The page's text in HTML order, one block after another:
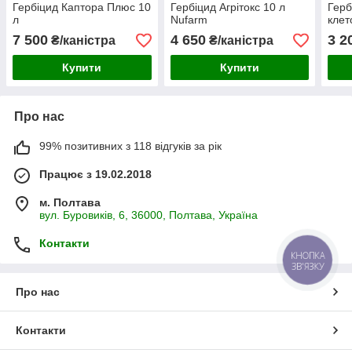
Гербіцид Каптора Плюс 10
л
7 500 ₴/каністра
Купити
Гербіцид Агрітокс 10 л
Nufarm
4 650₴/каністра
Купити
3
Про нас
99% позитивних з 118 відгуків за рік
Працює з 19.02.2018
м. Полтава
вул. Буровиків, 6, 36000, Полтава, Україна
Контакти
Про нас
Контакти
КНОПКА
ЗВ'ЯЗКУ